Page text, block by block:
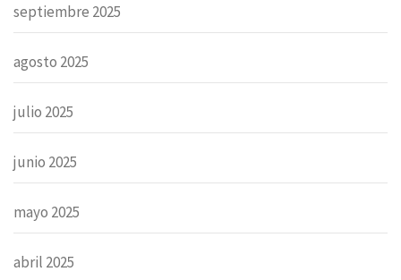
septiembre 2025
agosto 2025
julio 2025
junio 2025
mayo 2025
abril 2025